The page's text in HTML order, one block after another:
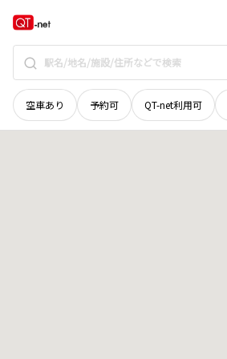
空車あり 予約可 QT-net利用可
京都府